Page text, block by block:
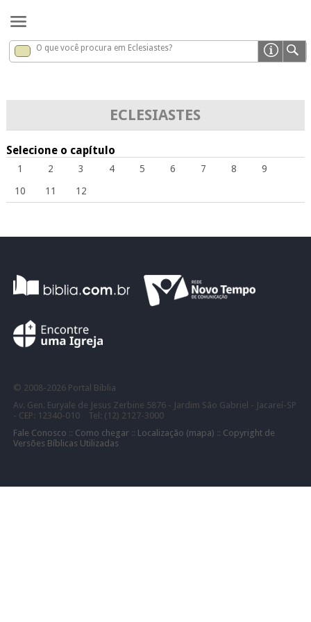
Eclesiastes x
O que você procura em Eclesiastes?
ECLESIASTES
Selecione o capítulo
1 2 3 4 5 6 7 8
9
10
11 12
© 2008- 2026 Portal Bíblia
Av. Gen. Euryale de Jesus Zerbine 5876 - Jardim São Gabriel - Jacareí-SP
- CEP: 12340-010 Tel: (12) 2127-3000
Fale Conosco :: Como chegar:: Localização (mapa) :: Copyright de
Versões Bíblicas Utilizadas